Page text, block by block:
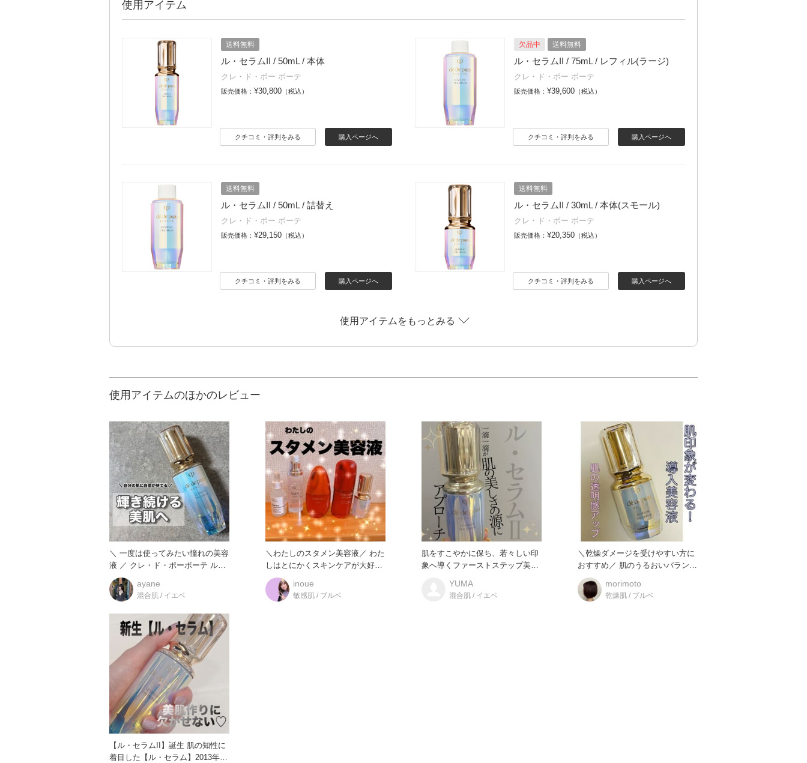
使用アイテム
送料無料
ル・セラムII / 50mL / 本体
クレ・ド・ポー ボーテ
販売価格： ¥30,800 （税込）
購入ページへ
クチコミ・評判をみる
欠品中 送料無料
ル・セラムII / 75mL / レフィル(ラージ)
クレ・ド・ポー ボーテ
販売価格： ¥39,600 （税込）
購入ページへ
クチコミ・評判をみる
送料無料
ル・セラムII / 50mL / 詰替え
クレ・ド・ポー ボーテ
販売価格： ¥29,150 （税込）
購入ページへ
クチコミ・評判をみる
送料無料
ル・セラムII / 30mL / 本体(スモール)
クレ・ド・ポー ボーテ
販売価格： ¥20,350 （税込）
購入ページへ
クチコミ・評判をみる
使用アイテムをもっとみる
使用アイテムのほかのレビュー
＼ 一度は使ってみたい憧れの美容
液 ／ クレ・ド・ポーボーテ ル・
ayane
混合肌 / イエベ
＼わたしのスタメン美容液／ わた
しはとにかくスキンケアが大好き
なので、新商品や人気の美容
inoue
敏感肌 / ブルベ
肌をすこやかに保ち、若々しい印
象へ導くファーストステップ美容
YUMA
混合肌 / イエベ
＼乾燥ダメージを受けやすい方に
おすすめ／ 肌のうるおいバランス
morimoto
乾燥肌 / ブルベ
【ル・セラムII】誕生 肌の知性に
着目した【ル・セラム】2013年の